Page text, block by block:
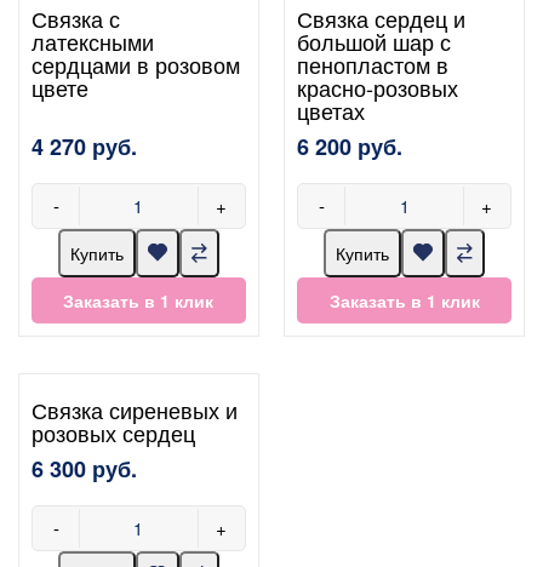
Связка с
латексными
сердцами в розовом
цвете
4 270 руб.
- +
Купить
Заказать в 1 клик
Связка сердец и
большой шар с
пенопластом в
красно-розовых
цветах
6 200 руб.
- +
Купить
Заказать в 1 клик
Связка сиреневых и
розовых сердец
6 300 руб.
- +